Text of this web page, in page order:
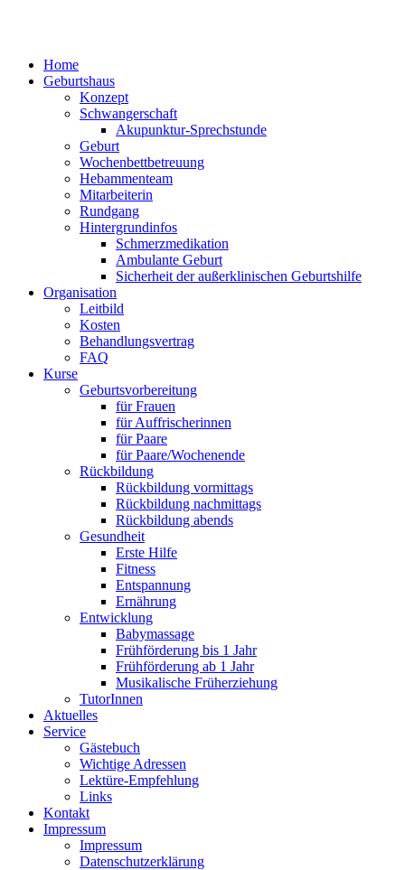
Home
Geburtshaus
Konzept
Schwangerschaft
Akupunktur-Sprechstunde
Geburt
Wochenbettbetreuung
Hebammenteam
Mitarbeiterin
Rundgang
Hintergrundinfos
Schmerzmedikation
Ambulante Geburt
Sicherheit der außerklinischen Geburtshilfe
Organisation
Leitbild
Kosten
Behandlungsvertrag
FAQ
Kurse
Geburtsvorbereitung
für Frauen
für Auffrischerinnen
für Paare
für Paare/Wochenende
Rückbildung
Rückbildung vormittags
Rückbildung nachmittags
Rückbildung abends
Gesundheit
Erste Hilfe
Fitness
Entspannung
Ernährung
Entwicklung
Babymassage
Frühförderung bis 1 Jahr
Frühförderung ab 1 Jahr
Musikalische Früherziehung
TutorInnen
Aktuelles
Service
Gästebuch
Wichtige Adressen
Lektüre-Empfehlung
Links
Kontakt
Impressum
Impressum
Datenschutzerklärung